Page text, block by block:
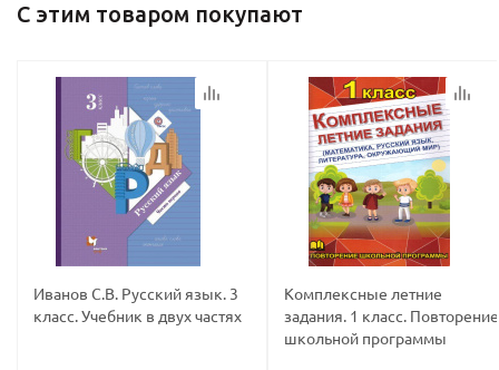
С этим товаром покупают
Иванов С.В. Русский язык. 3
класс. Учебник в двух частях
Комплексные летние
задания. 1 класс. Повторение
школьной программы